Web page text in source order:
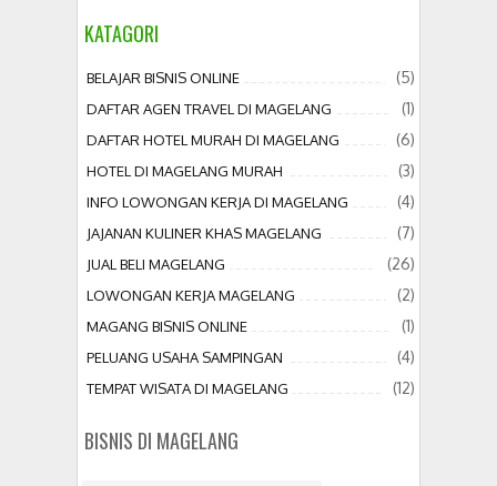
KATAGORI
BELAJAR BISNIS ONLINE (5)
DAFTAR AGEN TRAVEL DI MAGELANG (1)
DAFTAR HOTEL MURAH DI MAGELANG (6)
HOTEL DI MAGELANG MURAH (3)
INFO LOWONGAN KERJA DI MAGELANG (4)
JAJANAN KULINER KHAS MAGELANG (7)
JUAL BELI MAGELANG (26)
LOWONGAN KERJA MAGELANG (2)
MAGANG BISNIS ONLINE (1)
PELUANG USAHA SAMPINGAN (4)
TEMPAT WISATA DI MAGELANG (12)
BISNIS DI MAGELANG